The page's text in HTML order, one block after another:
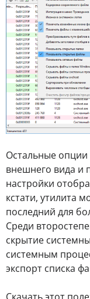
Остальные опции
внешнего вида и
настройки
кстати, утилита
последний для
Среди
скрытие
системным
экспорт списка